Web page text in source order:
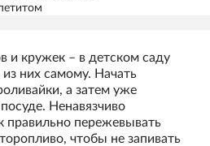
и кружек – в детском саду
них самому. Начать
а затем уже
Ненавязчиво
правильно пережевывать
чтобы не запивать